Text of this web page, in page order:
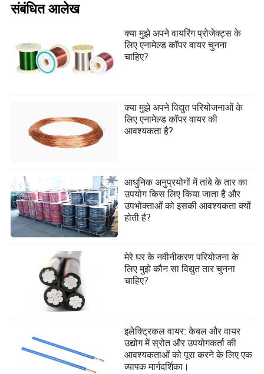
संबंधित आलेख
क्या मुझे अपने वायरिंग प्रोजेक्ट्स के
लिए एनामेल्ड कॉपर वायर चुनना
चाहिए?
क्या मुझे अपने विद्युत परियोजनाओं के
लिए एनामेल्ड कॉपर वायर की
आवश्यकता है?
आधुनिक अनुप्रयोगों में तांबे के तार का
उपयोग किस लिए किया जाता है और
उपभोक्ताओं को इसकी आवश्यकता क्यों
होती है?
मेरे घर के नवीनीकरण परियोजना के
लिए मुझे कौन सा विद्युत तार चुनना
चाहिए?
इलेक्ट्रिकल वायर: केबल और वायर
उद्योग में स्रोत और उपयोगकर्ता की
आवश्यकताओं को पूरा करने के लिए एक
व्यापक मार्गदर्शिका।